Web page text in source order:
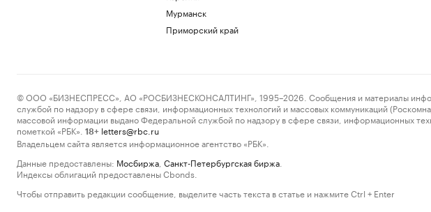
Мурманск
Приморский край
© ООО «БИЗНЕСПРЕСС», АО «РОСБИЗНЕСКОНСАЛТИНГ», 1995–2026. Сообщения и материалы
службой по надзору в сфере связи, информационных технологий и массовых коммуникаций
массовой информации выдано Федеральной службой по надзору в сфере связи, информационных
пометкой «РБК».
18+ letters@rbc.ru
Владельцем сайта является информационное агентство «РБК».
Данные предоставлены: Мосбиржа Санкт-Петербургская биржа
Индексы облигаций предоставлены Cbonds.
Чтобы отправить редакции сообщение, выделите часть текста в статье и нажмите Ctrl + Enter